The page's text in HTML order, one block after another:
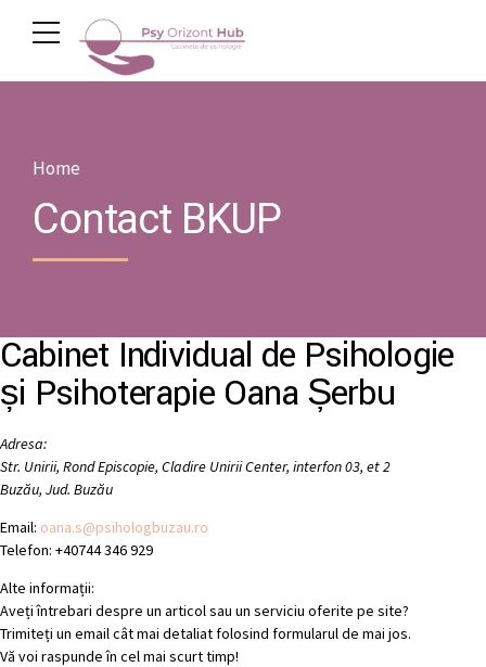
Home
Contact BKUP
Cabinet Individual de Psihologie
și Psihoterapie Oana Șerbu
Adresa:
Str. Unirii, Rond Episcopie, Cladire Unirii Center, interfon 03, et 2
Buzău, Jud. Buzău
Email: oana.s@psihologbuzau.ro
Telefon: +40744 346 929
Alte informații:
Aveți întrebari despre un articol sau un serviciu oferite pe site?
Trimiteți un email cât mai detaliat folosind formularul de mai jos.
Vă voi raspunde în cel mai scurt timp!